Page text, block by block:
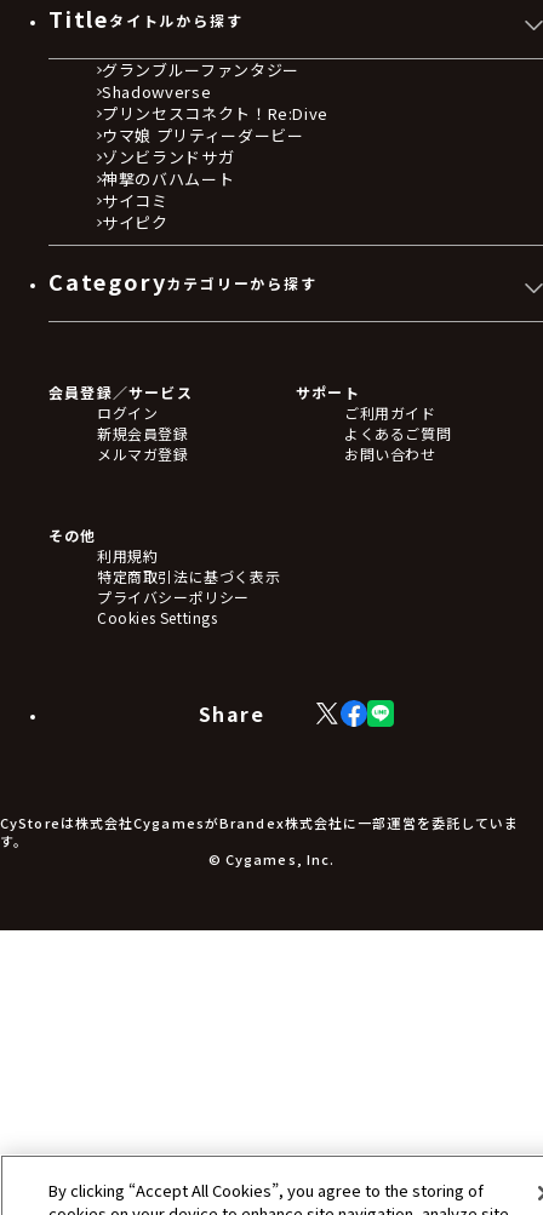
Titleタイトルから探す
グランブルーファンタジー
Shadowverse
プリンセスコネクト！Re:Dive
ウマ娘 プリティーダービー
ゾンビランドサガ
神撃のバハムート
サイコミ
サイピク
Categoryカテゴリーから探す
フィギュア
アクリルスタンド
バッジ
キーホルダー・ストラップ
ステッカー・シール・カード
タペストリー・ポスター
アームサポーター
ブレードホルダー
食品・飲料品
アパレル小物
アクセサリー
会員登録／サービス
ログイン
新規会員登録
メルマガ登録
サポート
ご利用ガイド
よくあるご質問
お問い合わせ
その他
利用規約
特定商取引法に基づく表示
プライバシーポリシー
Cookies Settings
Share
X
(Twitter)
Facebook
LINE
CyStoreは株式会社CygamesがBrandex株式会社に一部運営を委託していま
す。
© Cygames, Inc.
By clicking “Accept All Cookies”, you agree to the storing of